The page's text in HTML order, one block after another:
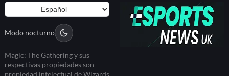
Modo nocturno
Magic: The Gathering y sus
respectivas propiedades son
propiedad intelectual de Wizards